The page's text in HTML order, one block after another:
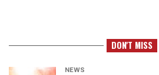
DON'T MISS
NEWS